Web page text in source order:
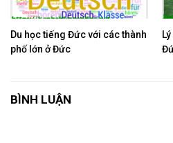
Du học tiếng Đức với các thành
phố lớn ở Đức
BÌNH LUẬN